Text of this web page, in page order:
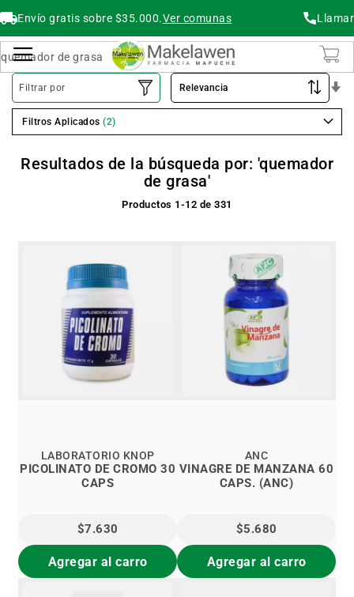
Envío gratis sobre $35.000.Ver comunas Llamar
Resultados de la búsqueda por: 'quemador
de grasa'
Productos 1 -12 de331
PICOLINATO DE CROMO 30
CAPS
LABORATORIO KNOP
$7.630
Agregar al carro
VINAGRE DE MANZANA 60
CAPS. (ANC)
ANC
$5.680
Agregar al carro
Filtrar por
Filtros Aplicados